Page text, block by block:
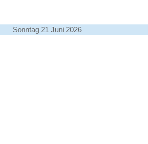
Sonntag 21 Juni 2026